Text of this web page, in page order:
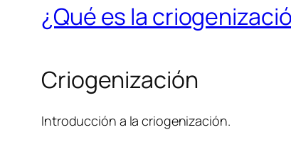
¿Qué es la
Criogenización
Introducción a la criogenización.